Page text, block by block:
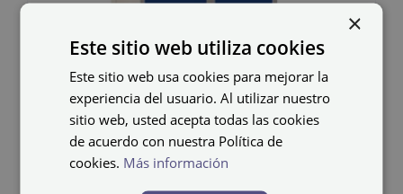
×
Este sitio web utiliza cookies
Este sitio web usa cookies para mejorar la
experiencia del usuario. Al utilizar nuestro
sitio web, usted acepta todas las cookies
de acuerdo con nuestra Política de
cookies. Más información